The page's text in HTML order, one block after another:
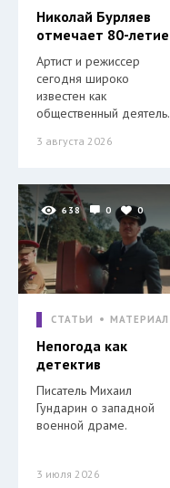
Николай Бурляев
отмечает 80-летие
Артист и режиссер
сегодня широко
известен как
общественный деятель.
3 августа 2026
638 0 0
СТАТЬИ МАТЕРИАЛ
Непогода как
детектив
Писатель Михаил
Гундарин о западной
военной драме.
3 июля 2026